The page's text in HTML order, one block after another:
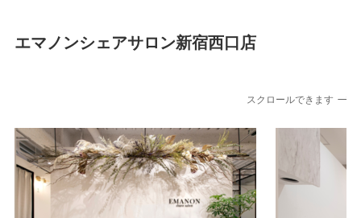
エマノンシェアサロン新宿西口店
スクロールできます